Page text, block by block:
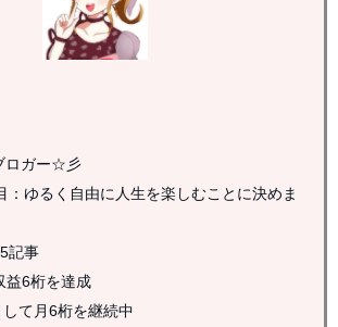
ロガー☆彡
：ゆるく自由に人生を楽しむことに決めま
記事
6桁を達成
て月6桁を継続中